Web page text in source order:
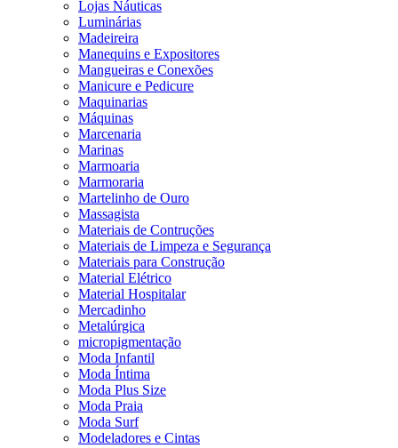
Lojas Náuticas
Luminárias
Madeireira
Manequins e Expositores
Mangueiras e Conexões
Manicure e Pedicure
Maquinarias
Máquinas
Marcenaria
Marinas
Marmoaria
Marmoraria
Martelinho de Ouro
Massagista
Materiais de Contruções
Materiais de Limpeza e Segurança
Materiais para Construção
Material Elétrico
Material Hospitalar
Mercadinho
Metalúrgica
micropigmentação
Moda Infantil
Moda Íntima
Moda Plus Size
Moda Praia
Moda Surf
Modeladores e Cintas